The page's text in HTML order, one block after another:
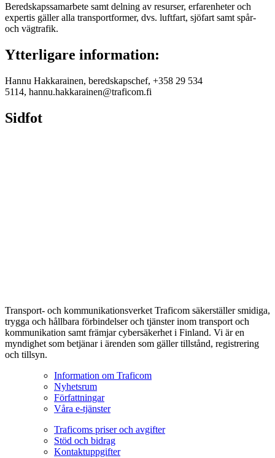
Beredskapssamarbete samt delning av resurser, erfarenheter och
expertis gäller alla transportformer, dvs. luftfart, sjöfart samt spår-
och vägtrafik.
Ytterligare information:
Hannu Hakkarainen, beredskapschef, +358 29 534
5114, hannu.hakkarainen@traficom.fi
Sidfot
Transport- och kommunikationsverket Traficom säkerställer smidiga,
trygga och hållbara förbindelser och tjänster inom transport och
kommunikation samt främjar cybersäkerhet i Finland. Vi är en
myndighet som betjänar i ärenden som gäller tillstånd, registrering
och tillsyn.
Information om Traficom
Nyhetsrum
Författningar
Våra e-tjänster
Traficoms priser och avgifter
Stöd och bidrag
Kontaktuppgifter